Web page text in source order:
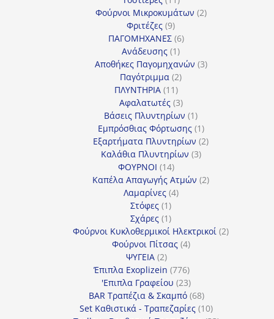
προϊόντα
Φούρνοι Μικροκυμάτων 22
Φριτέζες 99
προϊόντα
ΠΑΓΟΜΗΧΑΝΕΣ 66
Ανάδευσης 11
προϊόν
Αποθήκες Παγομηχανών 33
Παγότριμμα 22
ΠΛΥΝΤΗΡΙΑ 1111
προϊόντα
Αφαλατωτές 33
προϊόντα
Βάσεις Πλυντηρίων 11
προϊόν
Εμπρόσθιας Φόρτωσης 11
προϊόν
Εξαρτήματα Πλυντηρίων 22
Καλάθια Πλυντηρίων 33
ΦΟΥΡΝΟΙ 1414
προϊόντα
Καπέλα Απαγωγής Ατμών 22
Λαμαρίνες 44
Στόφες 11
προϊόν
Σχάρες 11
προϊόν
Φούρνοι Κυκλοθερμικοί Ηλεκτρικοί 22
Φούρνοι Πίτσας 44
ΨΥΓΕΙΑ 22
προϊόντα
Έπιπλα Exoplizein 776776
προϊόντα
'Επιπλα Γραφείου 2323
προϊόντα
BAR Τραπέζια & Σκαμπό 6868
προϊόντα
Set Καθιστικά - Τραπεζαρίες 1010